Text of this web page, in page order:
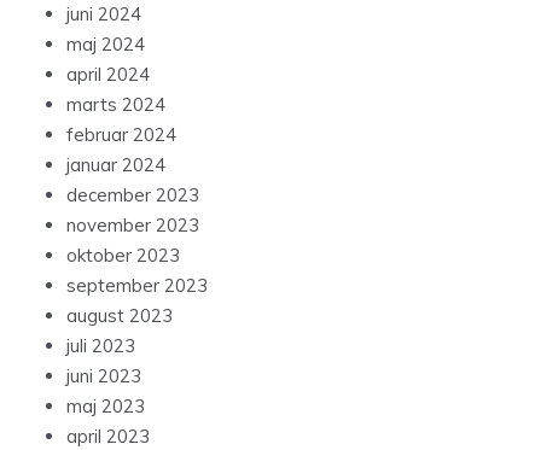
juni 2024
maj 2024
april 2024
marts 2024
februar 2024
januar 2024
december 2023
november 2023
oktober 2023
september 2023
august 2023
juli 2023
juni 2023
maj 2023
april 2023